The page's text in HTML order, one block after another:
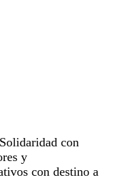
con
y
con destino a